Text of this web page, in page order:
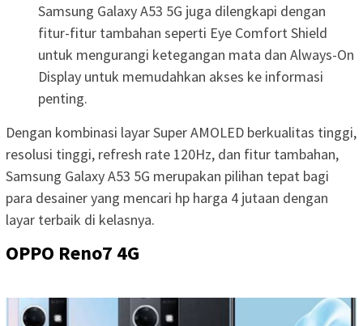
Samsung Galaxy A53 5G juga dilengkapi dengan
fitur-fitur tambahan seperti Eye Comfort Shield
untuk mengurangi ketegangan mata dan Always-On
Display untuk memudahkan akses ke informasi
penting.
Dengan kombinasi layar Super AMOLED berkualitas tinggi,
resolusi tinggi, refresh rate 120Hz, dan fitur tambahan,
Samsung Galaxy A53 5G merupakan pilihan tepat bagi
para desainer yang mencari hp harga 4 jutaan dengan
layar terbaik di kelasnya.
OPPO Reno7 4G